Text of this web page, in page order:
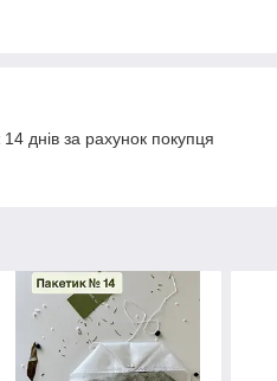
днів за рахунок покупця